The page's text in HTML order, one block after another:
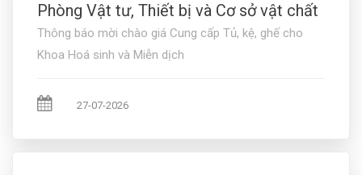
Phòng Vật tư, Thiết bị và Cơ sở vật chất
Thông báo mời chào giá Cung cấp Tủ, kệ, ghế cho
Khoa Hoá sinh và Miễn dịch
27-07-2026